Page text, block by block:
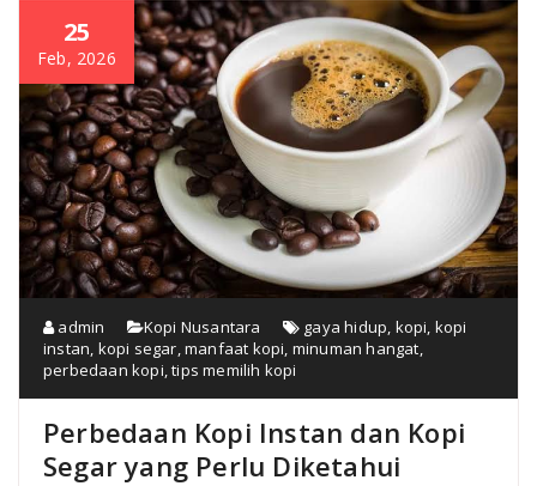
25
Feb, 2026
admin Kopi Nusantara gaya hidup, kopi, kopi
instan, kopi segar,manfaat kopi, minuman hangat,
perbedaan kopi,tips memilih kopi
Perbedaan Kopi Instan dan Kopi
Segar yang Perlu Diketahui